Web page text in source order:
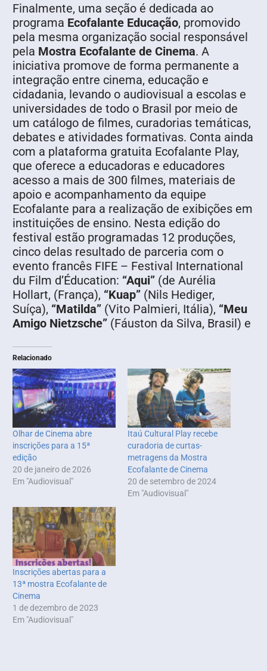
Finalmente, uma seção é dedicada ao
programa Ecofalante Educação, promovido
pela mesma organização social responsável
pela Mostra Ecofalante de Cinema. A
iniciativa promove de forma permanente a
integração entre cinema, educação e
cidadania, levando o audiovisual a escolas e
universidades de todo o Brasil por meio de
um catálogo de filmes, curadorias temáticas,
debates e atividades formativas. Conta ainda
com a plataforma gratuita Ecofalante Play,
que oferece a educadoras e educadores
acesso a mais de 300 filmes, materiais de
apoio e acompanhamento da equipe
Ecofalante para a realização de exibições em
instituições de ensino. Nesta edição do
festival estão programadas 12 produções,
cinco delas resultado de parceria com o
evento francês FIFE – Festival International
du Film d’Éducation: “Aqui” (de Aurélia
Hollart, (França), “Kuap” (Nils Hediger,
Suíça), “Matilda” (Vito Palmieri, Itália), “Meu
Amigo Nietzsche” (Fáuston da Silva, Brasil) e
Relacionado
Olhar de Cinema abre
inscrições para a 15ª
edição
20 de janeiro de 2026
Em "Audiovisual"
Itaú Cultural Play recebe
curadoria de curtas-
metragens da Mostra
Ecofalante de Cinema
20 de setembro de 2024
Em "Audiovisual"
Inscrições abertas para a
13ª mostra Ecofalante de
Cinema
1 de dezembro de 2023
Em "Audiovisual"